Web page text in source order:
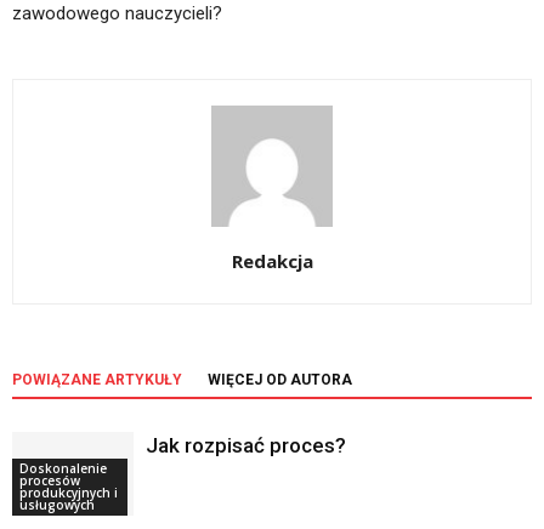
zawodowego nauczycieli?
Redakcja
POWIĄZANE ARTYKUŁY WIĘCEJ OD AUTORA
Doskonalenie
procesów
produkcyjnych i
usługowych
Jak rozpisać proces?